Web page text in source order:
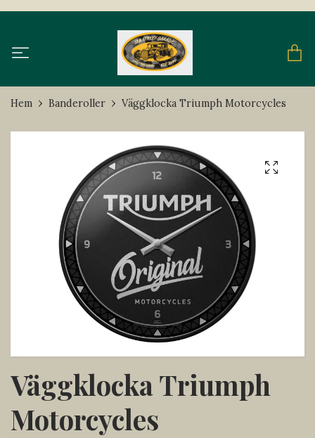
Hem Banderoller Väggklocka Triumph Motorcycles
Väggklocka Triumph
Motorcycles